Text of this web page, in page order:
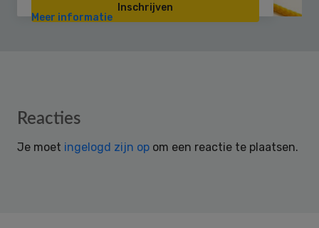
Inschrijven
Meer informatie
Reader
Reacties
Je moet ingelogd zijn op om een reactie te plaatsen.